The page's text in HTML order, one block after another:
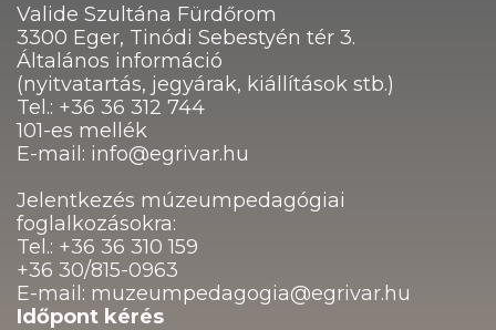
Valide Szultána Fürdőrom
3300 Eger, Tinódi Sebestyén tér 3.
Általános információ
(nyitvatartás, jegyárak, kiállítások stb.)
Tel.: +36 36 312 744
101-es mellék
E-mail: info@egrivar.hu
Jelentkezés múzeumpedagógiai
foglalkozásokra:
Tel.: +36 36 310 159
+36 30/815-0963
E-mail: muzeumpedagogia@egrivar.hu
Időpont kérés